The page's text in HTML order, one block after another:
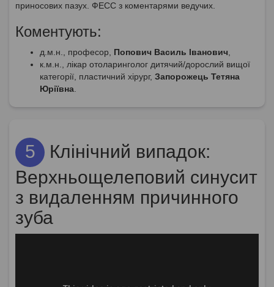
приносових пазух. ФЕСС з коментарями ведучих.
Коментують:
д.м.н., професор, Попович Василь Іванович,
к.м.н., лікар отоларинголог дитячий/дорослий вищої
категорії, пластичний хірург, Запорожець Тетяна
Юріївна.
5
Клінічний випадок:
Верхньощелеповий синусит
з видаленням причинного
зуба